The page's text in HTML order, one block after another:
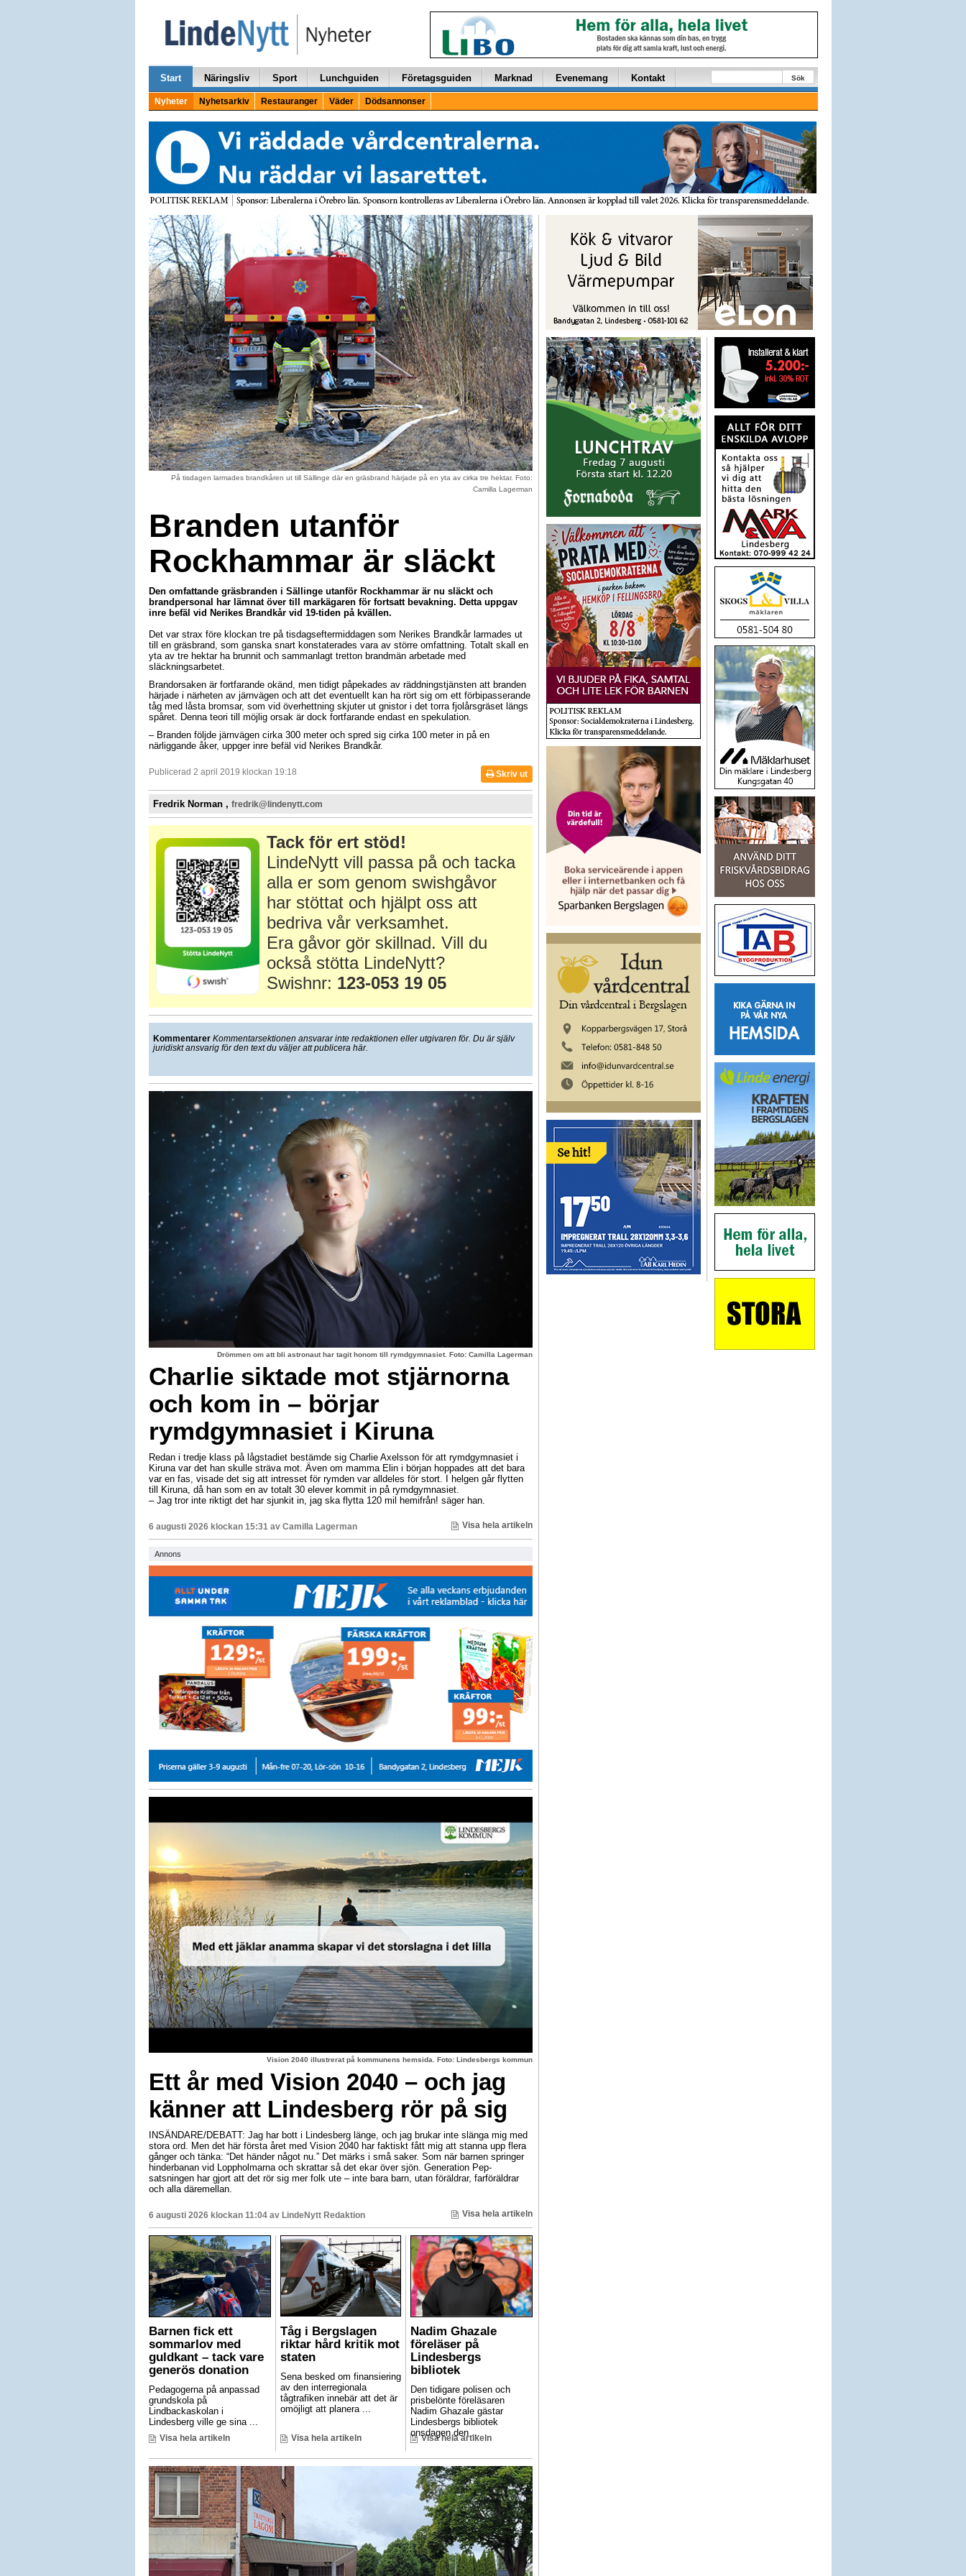
Start Näringsliv Sport Lunchguiden Företagsguiden Marknad Evenemang Kontakt Sök
Nyheter Nyhetsarkiv Restauranger Väder Dödsannonser
På tisdagen larmades brandkåren ut till Sällinge där en gräsbrand härjade på en yta av cirka tre hektar. Foto:
Camilla Lagerman
Branden utanför
Rockhammar är släckt
Den omfattande gräsbranden i Sällinge utanför Rockhammar är nu släckt och
brandpersonal har lämnat över till markägaren för fortsatt bevakning. Detta uppgav
inre befäl vid Nerikes Brandkår vid 19-tiden på kvällen.
Det var strax före klockan tre på tisdagseftermiddagen som Nerikes Brandkår larmades ut
till en gräsbrand, som ganska snart konstaterades vara av större omfattning. Totalt skall en
yta av tre hektar ha brunnit och sammanlagt tretton brandmän arbetade med
släckningsarbetet.
Brandorsaken är fortfarande okänd, men tidigt påpekades av räddningstjänsten att branden
härjade i närheten av järnvägen och att det eventuellt kan ha rört sig om ett förbipasserande
tåg med låsta bromsar, som vid överhettning skjuter ut gnistor i det torra fjolårsgräset längs
spåret. Denna teori till möjlig orsak är dock fortfarande endast en spekulation.
– Branden följde järnvägen cirka 300 meter och spred sig cirka 100 meter in på en
närliggande åker, uppger inre befäl vid Nerikes Brandkår.
Publicerad 2 april 2019 klockan 19:18 Skriv ut
Fredrik Norman , fredrik@lindenytt.com
Tack för ert stöd!
LindeNytt vill passa på och tacka
alla er som genom swishgåvor
har stöttat och hjälpt oss att
bedriva vår verksamhet.
Era gåvor gör skillnad. Vill du
också stötta LindeNytt?
Swishnr: 123-053 19 05
Kommentarer Kommentarsektionen ansvarar inte redaktionen eller utgivaren för. Du är själv
juridiskt ansvarig för den text du väljer att publicera här.
Drömmen om att bli astronaut har tagit honom till rymdgymnasiet. Foto: Camilla Lagerman
Charlie siktade mot stjärnorna
och kom in – börjar
rymdgymnasiet i Kiruna
Redan i tredje klass på lågstadiet bestämde sig Charlie Axelsson för att rymdgymnasiet i
Kiruna var det han skulle sträva mot. Även om mamma Elin i början hoppades att det bara
var en fas, visade det sig att intresset för rymden var alldeles för stort. I helgen går flytten
till Kiruna, då han som en av totalt 30 elever kommit in på rymdgymnasiet.
– Jag tror inte riktigt det har sjunkit in, jag ska flytta 120 mil hemifrån! säger han.
6 augusti 2026 klockan 15:31 av Camilla Lagerman Visa hela artikeln
Annons
Vision 2040 illustrerat på kommunens hemsida. Foto: Lindesbergs kommun
Ett år med Vision 2040 – och jag
känner att Lindesberg rör på sig
INSÄNDARE/DEBATT: Jag har bott i Lindesberg länge, och jag brukar inte slänga mig med
stora ord. Men det här första året med Vision 2040 har faktiskt fått mig att stanna upp flera
gånger och tänka: “Det händer något nu.” Det märks i små saker. Som när barnen springer
hinderbanan vid Loppholmarna och skrattar så det ekar över sjön. Generation Pep-
satsningen har gjort att det rör sig mer folk ute – inte bara barn, utan föräldrar, farföräldrar
och alla däremellan.
6 augusti 2026 klockan 11:04 av LindeNytt Redaktion Visa hela artikeln
Barnen fick ett
sommarlov med
guldkant – tack vare
generös donation
Pedagogerna på anpassad
grundskola på
Lindbackaskolan i
Lindesberg ville ge sina ...
Visa hela artikeln
Tåg i Bergslagen
riktar hård kritik mot
staten
Sena besked om finansiering
av den interregionala
tågtrafiken innebär att det är
omöjligt att planera ...
Visa hela artikeln
Nadim Ghazale
föreläser på
Lindesbergs
bibliotek
Den tidigare polisen och
prisbelönte föreläsaren
Nadim Ghazale gästar
Lindesbergs bibliotek
onsdagen den ...
Visa hela artikeln